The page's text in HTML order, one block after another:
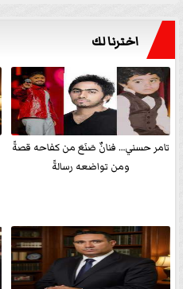
اخترنا لك
تامر حسني… فنانٌ صَنَعَ من كفاحه قصةً
ومن تواضعه رسالةً